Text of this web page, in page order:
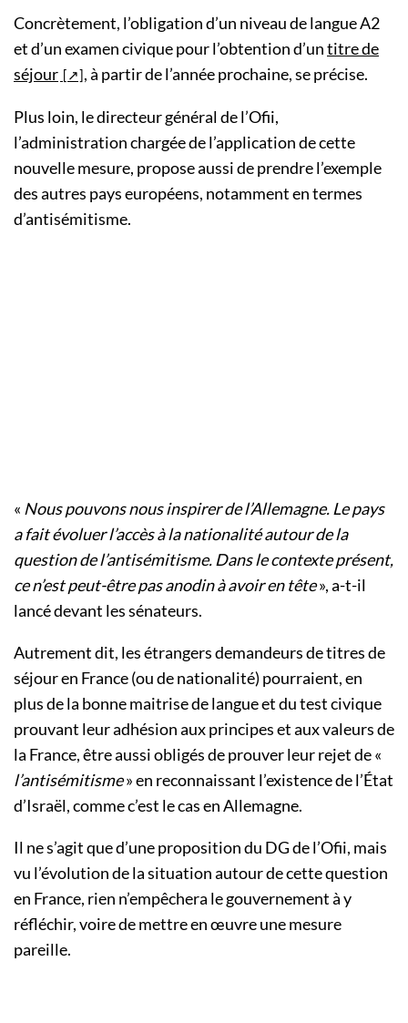
Concrètement, l’obligation d’un niveau de langue A2
et d’un examen civique pour l’obtention d’untitre de
séjour
, à partir de l’année prochaine, se précise.
Plus loin, le directeur général de l’Ofii,
l’administration chargée de l’application de cette
nouvelle mesure, propose aussi de prendre l’exemple
des autres pays européens, notamment en termes
d’antisémitisme.
« Nous pouvons nous inspirer de l’Allemagne. Le pays
a fait évoluer l’accès à la nationalité autour de la
question de l’antisémitisme. Dans le contexte présent,
ce n’est peut-être pas anodin à avoir en tête», a-t-il
lancé devant les sénateurs.
Autrement dit, les étrangers demandeurs de titres de
séjour en France (ou de nationalité) pourraient, en
plus de la bonne maitrise de langue et du test civique
prouvant leur adhésion aux principes et aux valeurs de
la France, être aussi obligés de prouver leur rejet de «
l’antisémitisme» en reconnaissant l’existence de l’État
d’Israël, comme c’est le cas en Allemagne.
Il ne s’agit que d’une proposition du DG de l’Ofii, mais
vu l’évolution de la situation autour de cette question
en France, rien n’empêchera le gouvernement à y
réfléchir, voire de mettre en œuvre une mesure
pareille.